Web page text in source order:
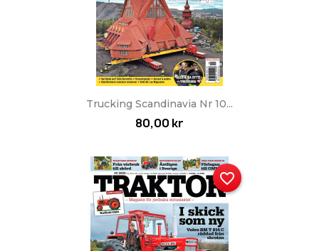
Trucking Scandinavia Nr 10...
80,00 kr
favorite_border